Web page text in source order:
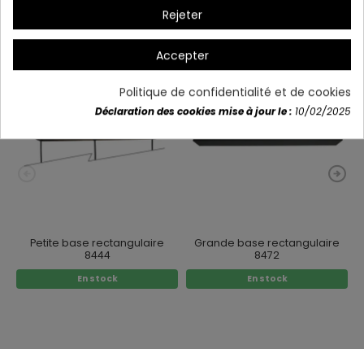
Vous aimerez aussi
Petite base rectangulaire
8444
En stock
Grande base rectangulaire
8472
En stock
Rejeter
Accepter
Politique de confidentialité et de cookies
Déclaration des cookies mise à jour le : 10/02/2025